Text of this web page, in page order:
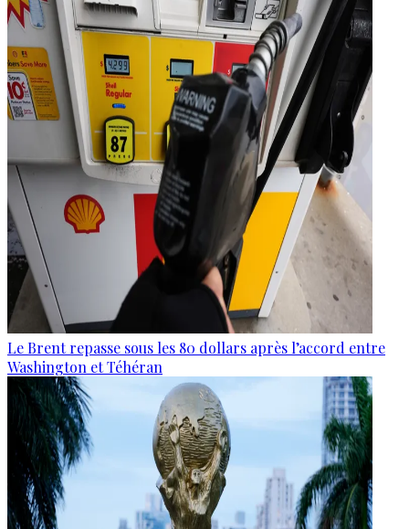
Le Brent repasse sous les 80 dollars après l’accord entre
Washington et Téhéran